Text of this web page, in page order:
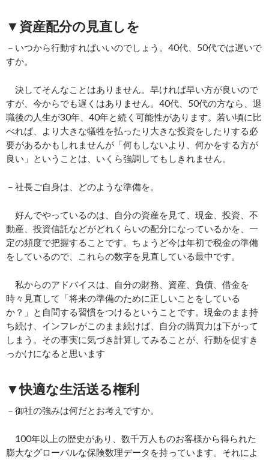
▼資産配分の見直しを
－いつから行動すればいいのでしょう。40代、50代では遅いで
すか。
決してそんなことはありません。早ければ早い方が良いので
すが、今からでも遅くはありません。40代、50代の方なら、退
職後の人生が30年、40年と続く可能性があります。若い頃に比
べれば、より大きな犠牲を払ったり大きな投資をしたりする必
要があるかもしれませんが「何もしないより、何かをする方が
良い」ということは、いくら強調してもしきれません。
－社長ご自身は、どのような準備を。
好んでやっているのは、自分の資産を見て、現金、投資、不
動産、投資信託などがどれくらいの配分になっているかを、一
定の頻度で把握することです。ちょうど今は年初で税金の準備
をしているので、これらの数字を見直している最中です。
私からのアドバイスは、自分の財務、資産、負債、借金を
時々見直して「将来の準備のために正しいことをしている
か？」と自問する習慣をつけるということです。現金のまま持
ち続け、インフレがこのまま続けば、自分の購買力は下がって
しまう。その事実に気づき計算してみることが、行動を促すき
っかけになると思います
▼快適な生活送る権利
－御社の強みは何だとお考えですか。
100年以上の歴史があり、数千万人ものお客様から得られた
膨大なグローバルな保険数理データを持っています。それによ